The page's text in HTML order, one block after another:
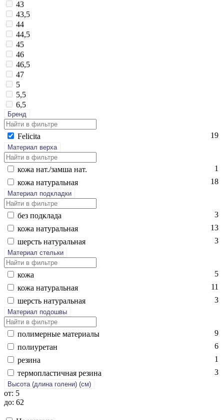
43
43,5
44
44,5
45
46
46,5
47
5
5,5
6,5
Бренд
Fe­lici­ta 19
Материал верха
ко­жа нат./зам­ша нат.
1
ко­жа на­тураль­ная
18
Материал подкладки
без подк­ла­да
3
ко­жа на­тураль­ная
13
шерсть на­тураль­ная
3
Материал стельки
ко­жа
5
ко­жа на­тураль­ная
11
шерсть на­тураль­ная
3
Материал подошвы
по­лимер­ные ма­тери­алы
9
по­ли­уре­тан
6
ре­зина
1
тер­моплас­тичная ре­зина
3
Высота (длина голени) (cм)
от: 5
до: 62